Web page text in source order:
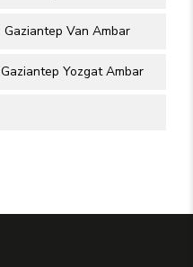
Gaziantep Van Ambar
Gaziantep Yozgat Ambar